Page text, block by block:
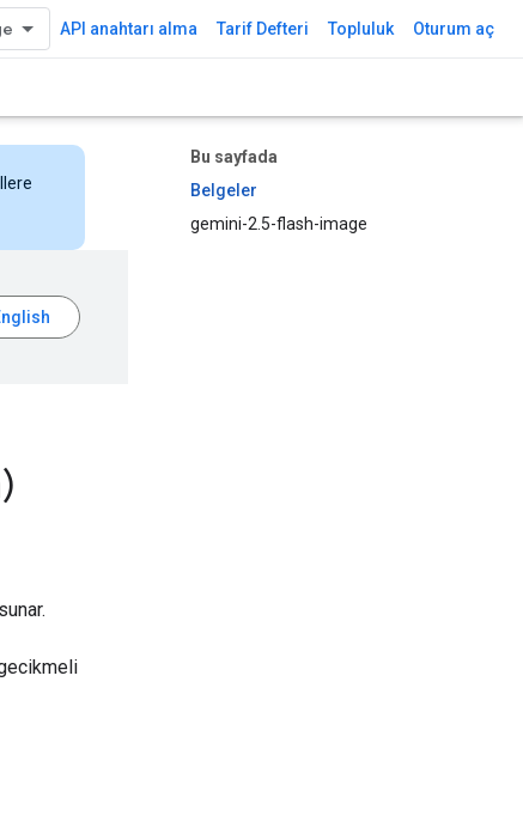
API anahtarı alma Tarif Defteri Topluluk Oturum aç
Bu sayfada
Belgeler
gemini-2.5-flash-image